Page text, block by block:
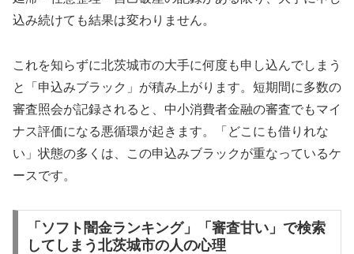
込み続けても結果は変わりません。
これを知らずに北茨城市の大手に何度も申し込んでしまう
と「申込みブラック」が積み上がります。短期間に多数の
審査照会が記録されると、中小消費者金融の審査でもマイ
ナス評価になる悪循環が起きます。「どこにも借りれな
い」状態の多くは、この申込みブラックが重なっているケ
ースです。
「ソフト闇金ランキング」「審査甘い」で検索
してしまう北茨城市の人の心理